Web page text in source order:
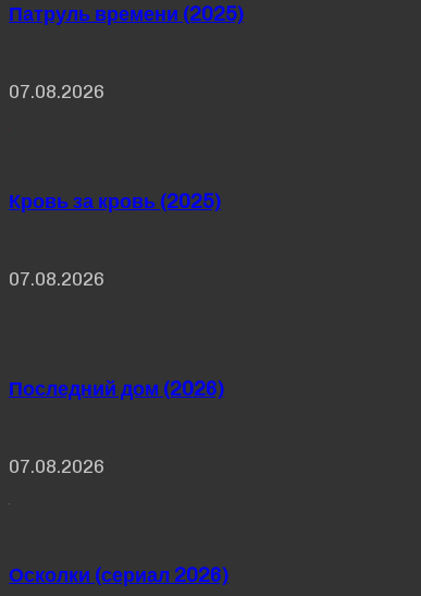
Патруль времени (2025)
07.08.2026
Кровь за кровь (2025)
07.08.2026
Последний дом (2026)
07.08.2026
Осколки (сериал 2026)